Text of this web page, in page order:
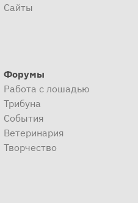
Сайты
Форумы
Работа с лошадью
Трибуна
События
Ветеринария
Творчество